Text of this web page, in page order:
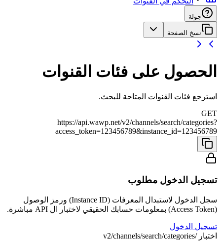
جولة
نسخ الصفحة
الحصول على فئات القنوات
استرجع فئات القنوات المتاحة للبحث.
GET
https://api.wawp.net/v2/channels/search/categories?
access_token=123456789&instance_id=123456789
تسجيل الدخول مطلوب
سجل الدخول لاستبدال المعرفات (Instance ID) ورمز الوصول
(Access Token) بمعلومات حسابك الحقيقي لاختبار ال API مباشرة.
تسجيل الدخول
اختبار /v2/channels/search/categories